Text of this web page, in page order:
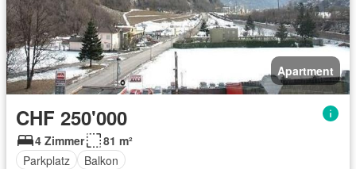
Apartment
CHF 250'000
4 Zimmer
81 m²
Parkplatz
Balkon